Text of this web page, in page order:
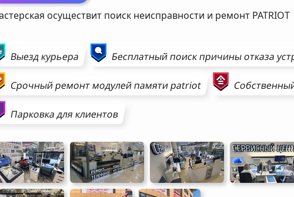
осуществит поиск неисправности и ремонт PATRIOT
Выезд курьера Бесплатный поиск причины отказа
Срочный ремонтмодулей памятиpatriot
Парковка для клиентов